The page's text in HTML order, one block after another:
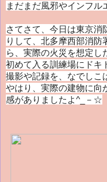
まだまだ風邪やインフル
さてさて、今日は東京消
りして、北多摩西部消
ら、実際の火災を想定し
初めて入る訓練場にドキ
撮影や記録を、なでし
やはり、実際の建物に向
感がありましたよ^_－☆